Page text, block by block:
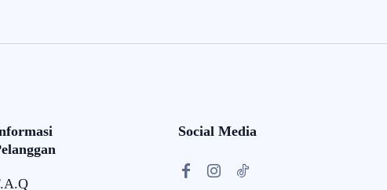
Social Media